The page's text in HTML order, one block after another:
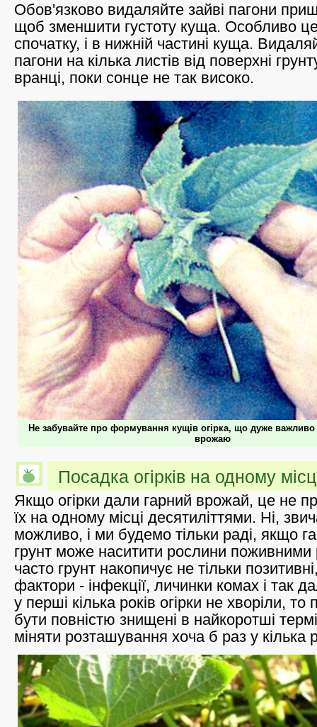
Обов'язково видаляйте зайві пагони
щоб зменшити густоту куща. Особливо
спочатку, і в нижній частині куща.
пагони на кілька листів від поверхні
вранці, поки сонце не так високо.
Не забувайте про формування кущів огірка, що дуже
врожаю
Посадка огірків на одному
Якщо огірки дали гарний врожай, це не
їх на одному місці десятиліттями. Ні,
можливо, і ми будемо тільки раді, якщо
грунт може наситити рослини
часто грунт накопичує не тільки
фактори - інфекції, личинки комах і так
у перші кілька років огірки не хворіли, то
бути повністю знищені в найкоротші
міняти розташування хоча б раз у кілька